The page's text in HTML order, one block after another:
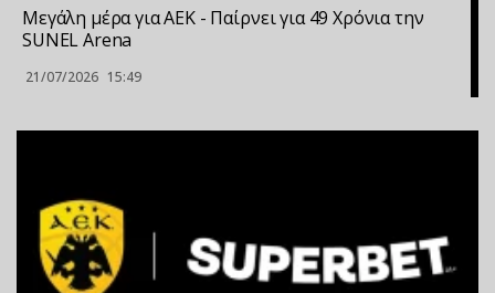
Μεγάλη μέρα για ΑΕΚ - Παίρνει για 49 Xρόνια την
SUNEL Arena
21/07/2026 15:49